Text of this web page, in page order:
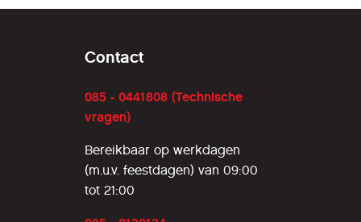
Contact
085 - 0441808 (Technische
vragen)
Bereikbaar op werkdagen
(m.u.v. feestdagen) van 09:00
tot 21:00